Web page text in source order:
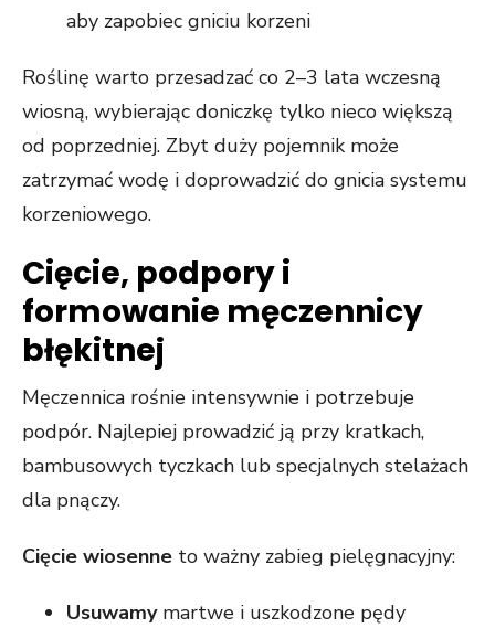
aby zapobiec gniciu korzeni
Roślinę warto przesadzać co 2–3 lata wczesną
wiosną, wybierając doniczkę tylko nieco większą
od poprzedniej. Zbyt duży pojemnik może
zatrzymać wodę i doprowadzić do gnicia systemu
korzeniowego.
Cięcie, podpory i
formowanie męczennicy
błękitnej
Męczennica rośnie intensywnie i potrzebuje
podpór. Najlepiej prowadzić ją przy kratkach,
bambusowych tyczkach lub specjalnych stelażach
dla pnączy.
Cięcie wiosenne to ważny zabieg pielęgnacyjny:
Usuwamymartwe i uszkodzone pędy